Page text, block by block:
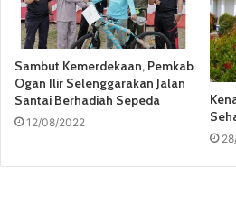
Sambut Kemerdekaan, Pemkab
Ogan Ilir Selenggarakan Jalan
Santai Berhadiah Sepeda
12/08/2022